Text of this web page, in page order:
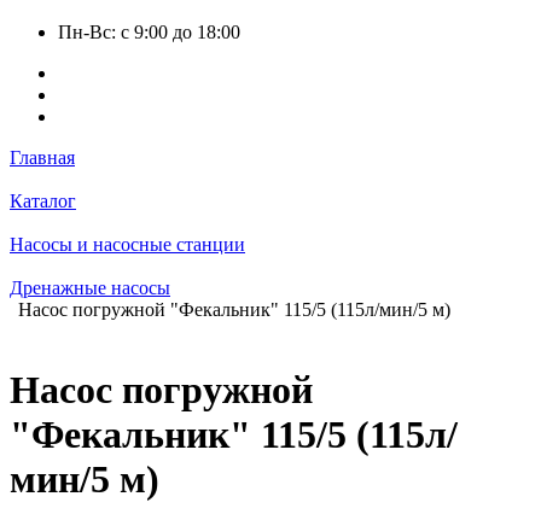
Пн-Вс: с 9:00 до 18:00
Главная
Каталог
Насосы и насосные станции
Дренажные насосы
Насос погружной "Фекальник" 115/5 (115л/мин/5 м)
Насос погружной
"Фекальник" 115/5 (115л/
мин/5 м)